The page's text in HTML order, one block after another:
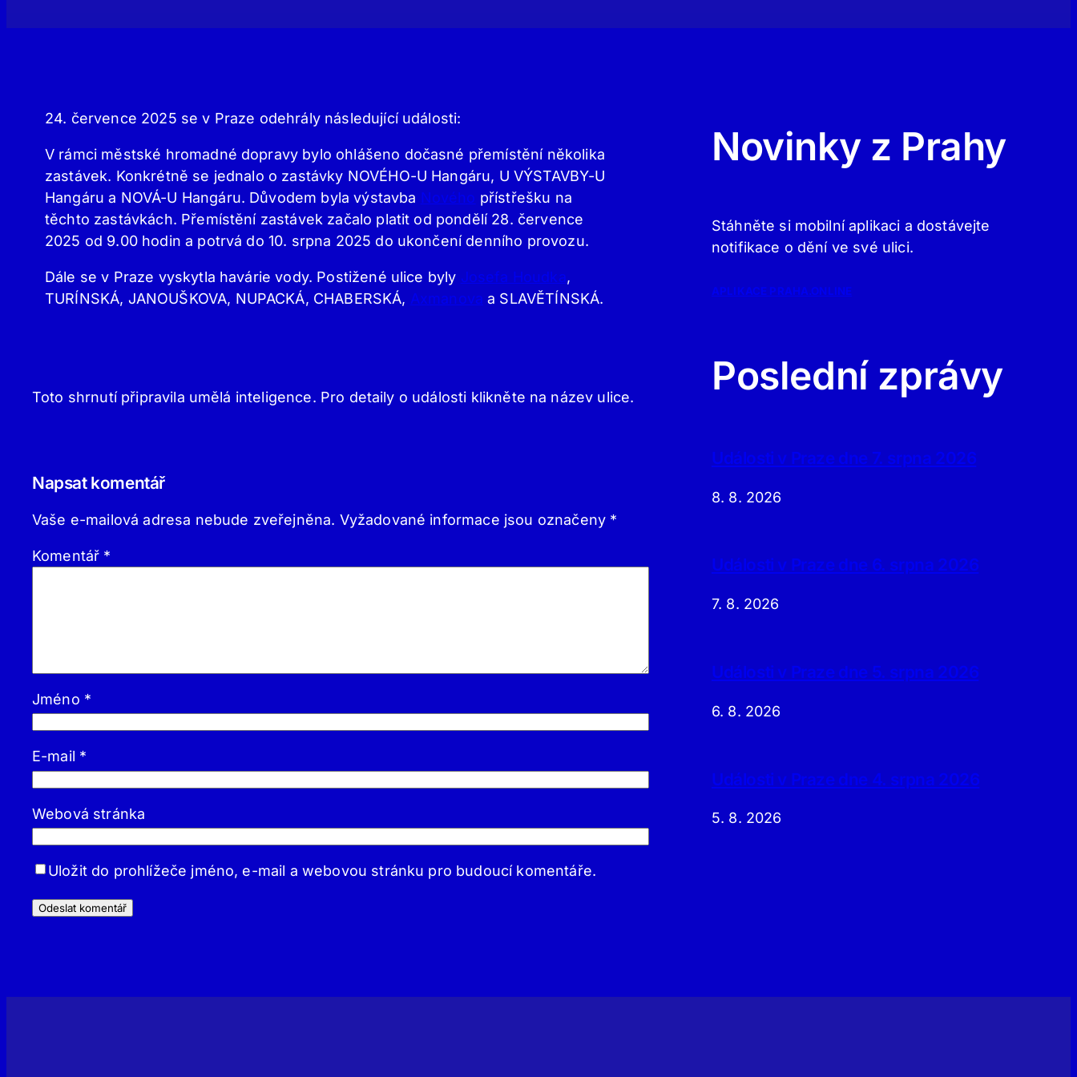
24. července 2025 se v Praze odehrály následující události:
V rámci městské hromadné dopravy bylo ohlášeno dočasné přemístění několika
zastávek. Konkrétně se jednalo o zastávky NOVÉHO-U Hangáru, U VÝSTAVBY-U
Hangáru a NOVÁ-U Hangáru. Důvodem byla výstavba Nového přístřešku na
těchto zastávkách. Přemístění zastávek začalo platit od pondělí 28. července
2025 od 9.00 hodin a potrvá do 10. srpna 2025 do ukončení denního provozu.
Dále se v Praze vyskytla havárie vody. Postižené ulice byly Josefa Houdka,
TURÍNSKÁ, JANOUŠKOVA, NUPACKÁ, CHABERSKÁ, Axmanova a SLAVĚTÍNSKÁ.
Toto shrnutí připravila umělá inteligence. Pro detaily o události klikněte na název ulice.
Napsat komentář
Vaše e-mailová adresa nebude zveřejněna. Vyžadované informace jsou označeny *
Komentář *
Jméno *
E-mail *
Webová stránka
Uložit do prohlížeče jméno, e-mail a webovou stránku pro budoucí komentáře.
Novinky z Prahy
Stáhněte si mobilní aplikaci a dostávejte
notifikace o dění ve své ulici.
APLIKACE PRAHA.ONLINE
Poslední zprávy
Události v Praze dne 7. srpna 2026
8. 8. 2026
Události v Praze dne 6. srpna 2026
7. 8. 2026
Události v Praze dne 5. srpna 2026
6. 8. 2026
Události v Praze dne 4. srpna 2026
5. 8. 2026